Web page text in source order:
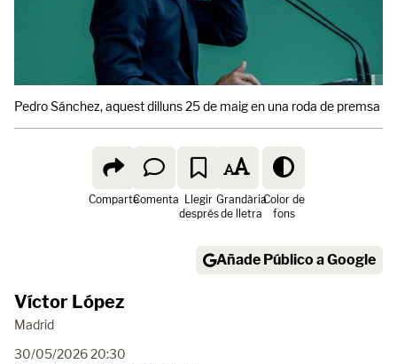
Pedro Sánchez, aquest dilluns 25 de maig en una roda de premsa a
ComparteComenta Llegir
després
Grandària
de lletra
Color de
fons
Añade Público a Google
Víctor López
Madrid
30/05/2026 20:30